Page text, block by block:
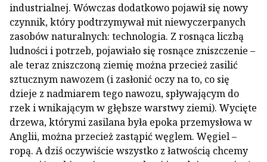
industrialnej. Wówczas dodatkowo pojawił się nowy
czynnik, który podtrzymywał mit niewyczerpanych
zasobów naturalnych: technologia. Z rosnąca liczbą
ludności i potrzeb, pojawiało się rosnące zniszczenie –
ale teraz zniszczoną ziemię można przecież zasilić
sztucznym nawozem (i zasłonić oczy na to, co się
dzieje z nadmiarem tego nawozu, spływającym do
rzek i wnikającym w głębsze warstwy ziemi). Wycięte
drzewa, którymi zasilana była epoka przemysłowa w
Anglii, można przecież zastąpić węglem. Węgiel –
ropą. A dziś oczywiście wszystko z łatwością chcemy